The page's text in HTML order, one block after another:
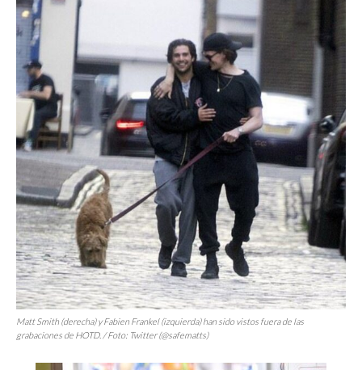
Matt Smith (derecha) y Fabien Frankel (izquierda) han sido vistos fuera de las
grabaciones de HOTD. / Foto: Twitter (@safematts)